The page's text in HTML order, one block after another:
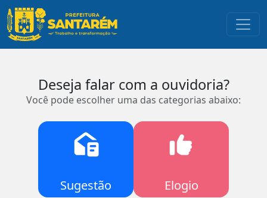
Deseja falar com a ouvidoria?
Você pode escolher uma das categorias abaixo:
Sugestão Elogio